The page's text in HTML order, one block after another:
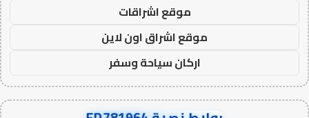
موقع اشراقات
موقع اشراق اون لاين
اركان سياحة وسفر